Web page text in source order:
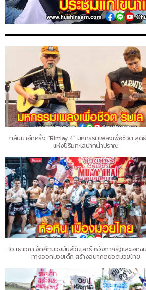
กลับมาอีกครั้ง “Rimlay 4” มหกรรมเพลงเพื่อชีวิต สุด
แห่งปีริมทะเลปากน้ำปราณ
วิว เยาวภา จัดศึกมวยมันส์วันเสาร์ หวังภาครัฐและเอกช
ทางออกมวยเด็ก สร้างอนาคตยอดมวยไทย